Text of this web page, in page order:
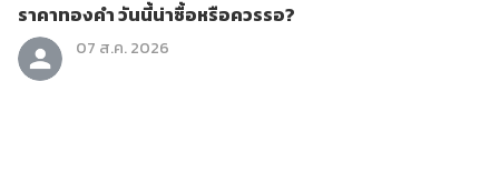
ราคาทองคํา วันนี้น่าซื้อหรือควรรอ?
07 ส.ค. 2026